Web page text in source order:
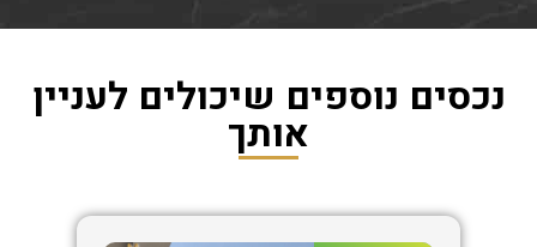
נכסים נוספים שיכולים לעניין
אותך